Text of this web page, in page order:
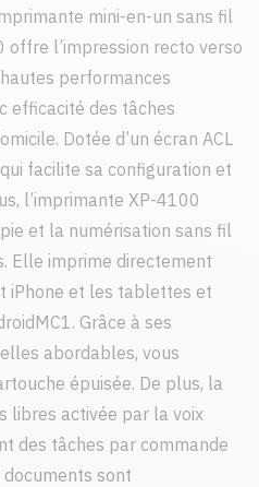
mini-en-un sans fil
offre l’impression recto verso
performances
efficacité des tâches
Dotée d’un écran ACL
facilite sa configuration et
l’imprimante XP-4100
et la numérisation sans fil
Elle imprime directement
iPhone et les tablettes et
Grâce à ses
abordables, vous
épuisée. De plus, la
libres activée par la voix
des tâches par commande
sont